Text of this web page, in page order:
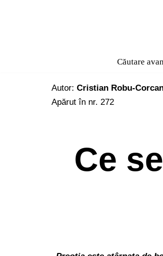
Căutare
Autor: Cristian Robu-
Apărut în nr. 272
Ce